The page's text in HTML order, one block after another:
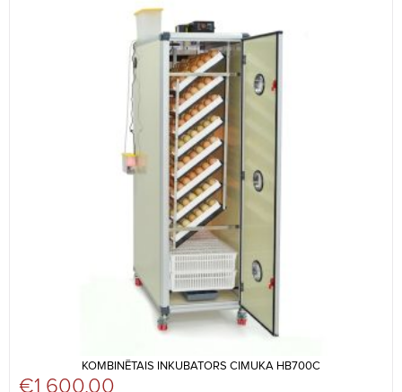
KOMBINĒTAIS INKUBATORS CIMUKA HB700C
€1 600,00